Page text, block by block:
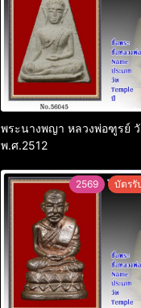
พระนางพญา หลวงพ่อฑูรย์
พ.ศ.2512
2569 บัตรรั